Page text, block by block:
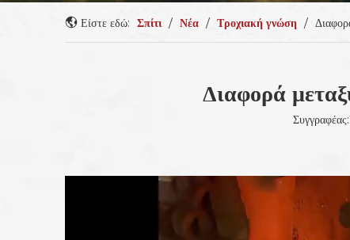
Είστε εδώ: Σπίτι / Νέα / Τροχιακή γνώση /
Διαφορά